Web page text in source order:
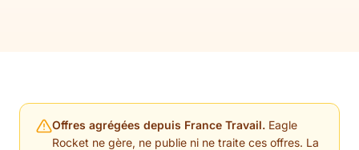
Offres agrégées depuis France Travail. Eagle
Rocket ne gère, ne publie ni ne traite ces offres. La